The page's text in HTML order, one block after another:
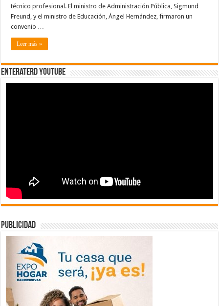
técnico profesional. El ministro de Administración Pública, Sigmund
Freund, y el ministro de Educación, Ángel Hernández, firmaron un
convenio …
Leer más »
EnterateRD YOUTUBE
publicidad